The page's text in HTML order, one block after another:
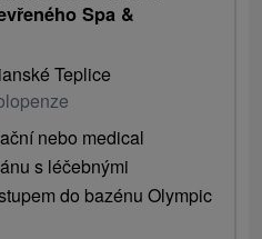
Spa &
Teplice
nebo medical
s léčebnými
do bazénu Olympic